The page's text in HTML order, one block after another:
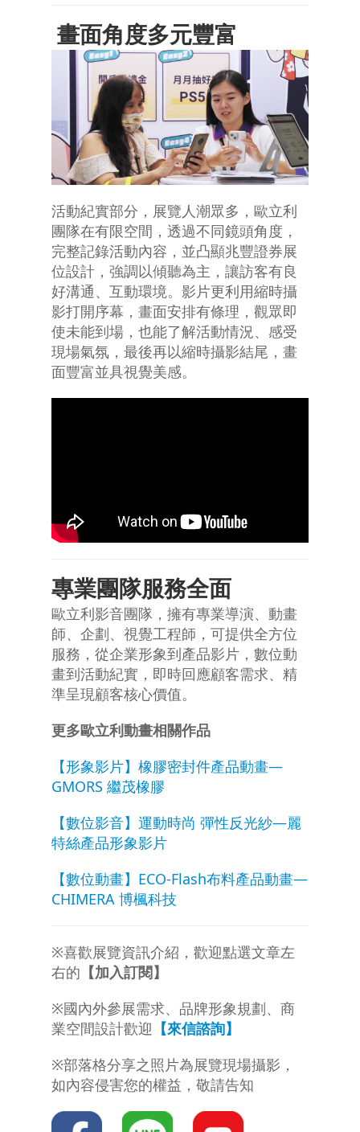
畫面角度多元豐富
活動紀實部分，展覽人潮眾多，歐立利
團隊在有限空間，透過不同鏡頭角度，
完整記錄活動內容，並凸顯兆豐證券展
位設計，強調以傾聽為主，讓訪客有良
好溝通、互動環境。影片更利用縮時攝
影打開序幕，畫面安排有條理，觀眾即
使未能到場，也能了解活動情況、感受
現場氣氛，最後再以縮時攝影結尾，畫
面豐富並具視覺美感。
專業團隊服務全面
歐立利影音團隊，擁有專業導演、動畫
師、企劃、視覺工程師，可提供全方位
服務，從企業形象到產品影片，數位動
畫到活動紀實，即時回應顧客需求、精
準呈現顧客核心價值。
更多歐立利動畫相關作品
【形象影片】橡膠密封件產品動畫—
GMORS 繼茂橡膠
【數位影音】運動時尚 彈性反光紗—麗
特絲產品形象影片
【數位動畫】ECO-Flash布料產品動畫—
CHIMERA 博楓科技
※喜歡展覽資訊介紹，歡迎點選文章左
右的 【加入訂閱】
※國內外參展需求、品牌形象規劃、商
業空間設計歡迎 【來信諮詢】
※部落格分享之照片為展覽現場攝影，
如內容侵害您的權益，敬請告知